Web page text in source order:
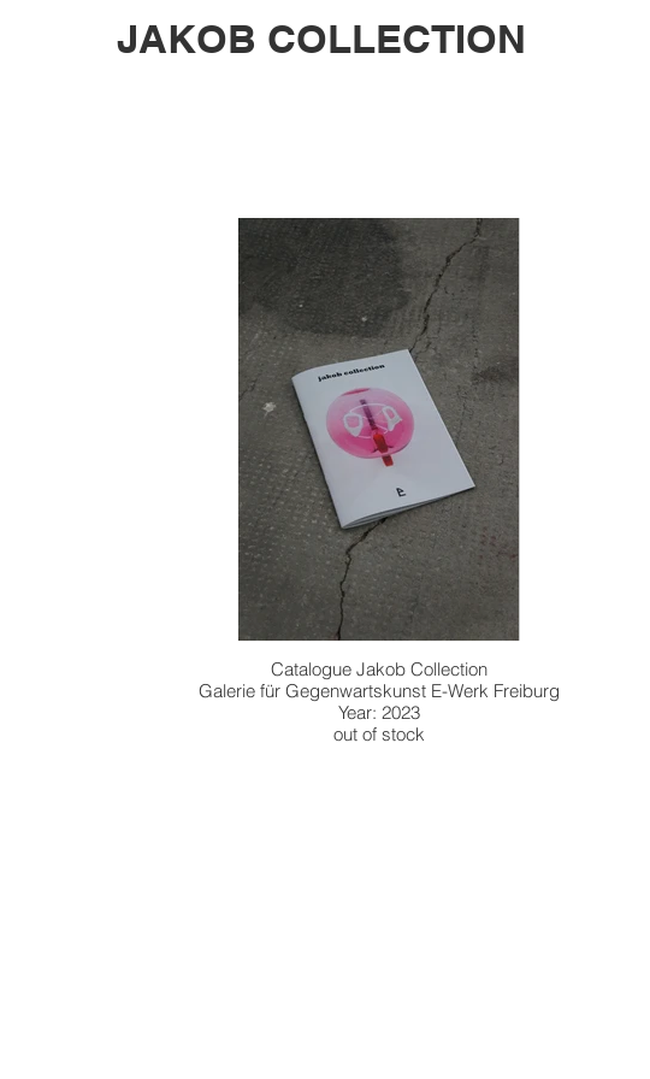
JAKOB COLLECTION
Catalogue Jakob Collection
Galerie für Gegenwartskunst E-Werk Freiburg
Year: 2023
out of stock